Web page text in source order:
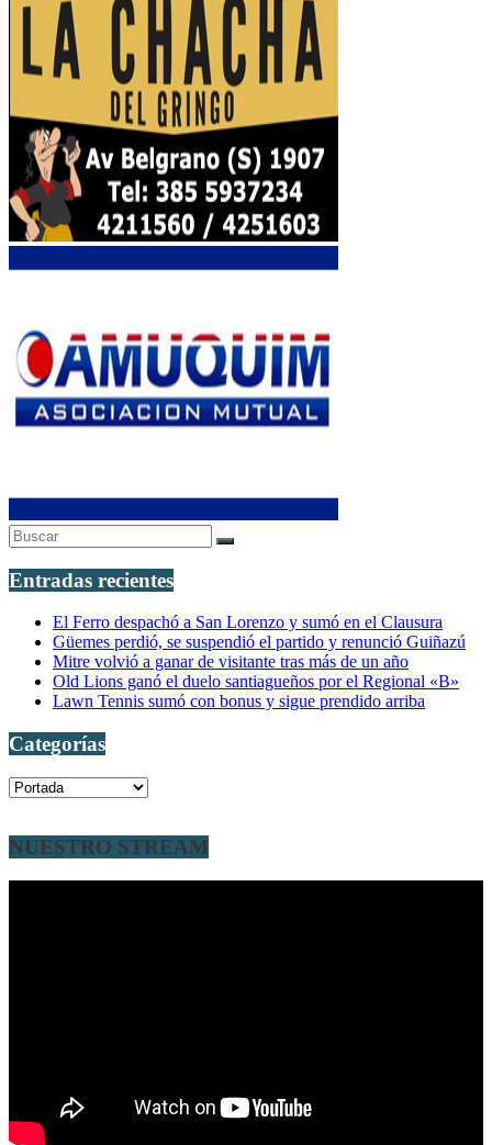
Entradas recientes
El Ferro despachó a San Lorenzo y sumó en el Clausura
Güemes perdió, se suspendió el partido y renunció Guiñazú
Mitre volvió a ganar de visitante tras más de un año
Old Lions ganó el duelo santiagueños por el Regional «B»
Lawn Tennis sumó con bonus y sigue prendido arriba
Categorías
Categorías
NUESTRO STREAM